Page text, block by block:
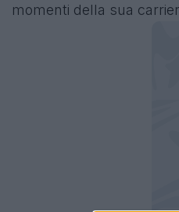
momenti della sua